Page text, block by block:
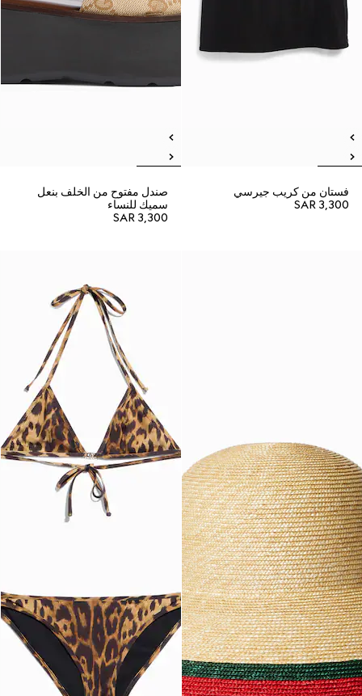
فستان من كريب جيرسي
SAR 3,300
صندل مفتوح من الخلف بنعل
سميك للنساء
SAR 3,300